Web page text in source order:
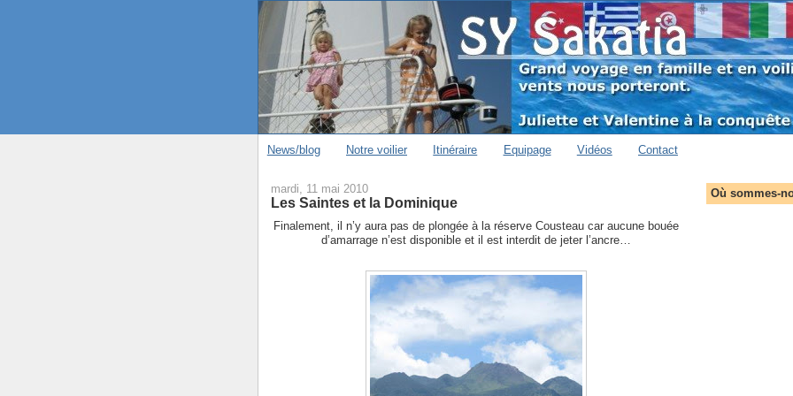
News/blog Notre voilier Itinéraire Equipage Vidéos Contact
mardi, 11 mai 2010
Les Saintes et la Dominique
Finalement, il n’y aura pas de plongée à la réserve Cousteau car aucune bouée
d’amarrage n’est disponible et il est interdit de jeter l’ancre…
Où sommes-